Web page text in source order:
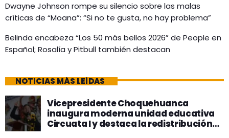
Dwayne Johnson rompe su silencio sobre las malas
críticas de “Moana”: “Si no te gusta, no hay problema”
Belinda encabeza “Los 50 más bellos 2026” de People en
Español; Rosalía y Pitbull también destacan
NOTICIAS MÁS LEÍDAS
Vicepresidente Choquehuanca
inaugura moderna unidad educativa
Circuata I y destaca la redistribución